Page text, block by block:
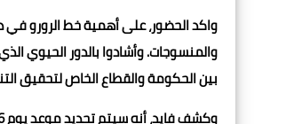
واكد الحضور، على أهمية خط الرورو في
والمنسوجات. وأشادوا بالدور الحيوي
بين الحكومة والقطاع الخاص لتحقيق